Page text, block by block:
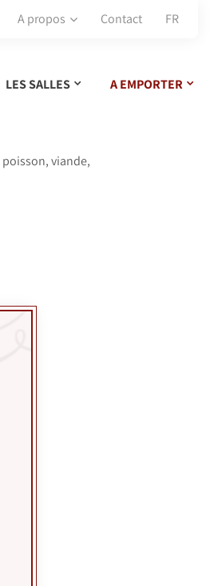
A propos Contact FR
LES SALLES A EMPORTER
poisson, viande,